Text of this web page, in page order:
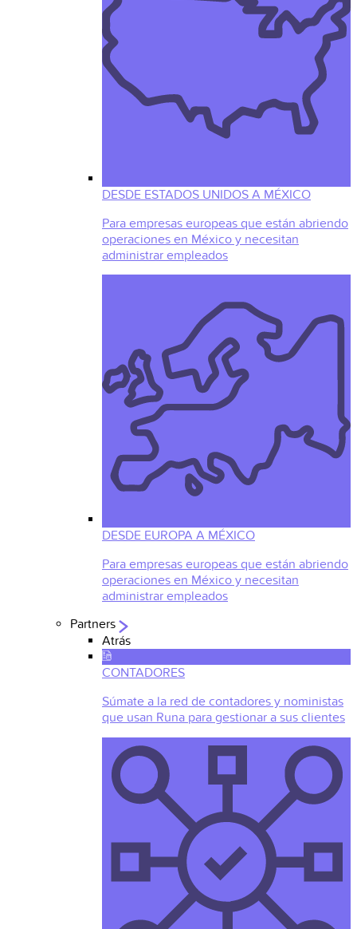
DESDE ESTADOS UNIDOS A MÉXICO
Para empresas europeas que están abriendo
operaciones en México y necesitan
administrar empleados
DESDE EUROPA A MÉXICO
Para empresas europeas que están abriendo
operaciones en México y necesitan
administrar empleados
Partners
Atrás
CONTADORES
Súmate a la red de contadores y noministas
que usan Runa para gestionar a sus clientes